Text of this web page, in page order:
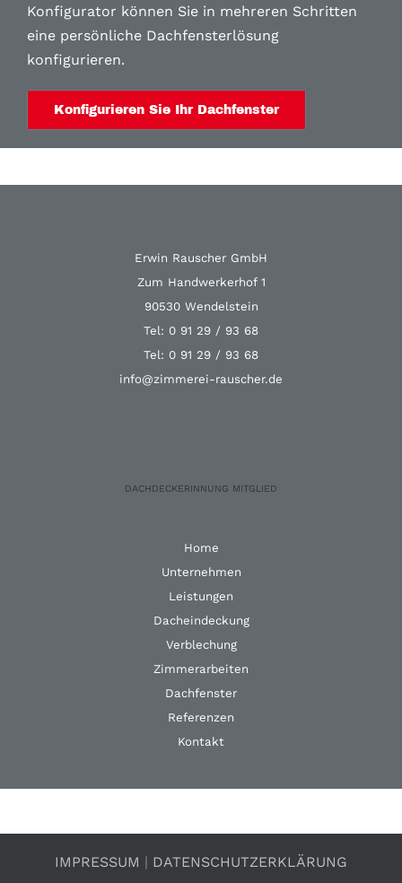
Konfigurator können Sie in mehreren Schritten
eine persönliche Dachfensterlösung
konfigurieren.
Konfigurieren Sie Ihr Dachfenster
Erwin Rauscher GmbH
Zum Handwerkerhof 1
90530 Wendelstein
Tel: 0 91 29 / 93 68
Tel: 0 91 29 / 93 68
info@zimmerei-rauscher.de
DACHDECKERINNUNG MITGLIED
Home
Unternehmen
Leistungen
Dacheindeckung
Verblechung
Zimmerarbeiten
Dachfenster
Referenzen
Kontakt
IMPRESSUM | DATENSCHUTZERKLÄRUNG